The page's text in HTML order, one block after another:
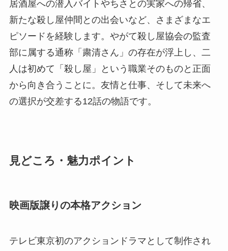
居酒屋への潜入バイトやちさとの実家への帰省、
新たな殺し屋仲間との出会いなど、さまざまなエ
ピソードを経験します。やがて殺し屋協会の監査
部に属する通称「粛清さん」の存在が浮上し、二
人は初めて「殺し屋」という職業そのものと正面
から向き合うことに。友情と仕事、そして未来へ
の選択が交差する12話の物語です。
見どころ・魅力ポイント
映画版譲りの本格アクション
テレビ東京初のアクションドラマとして制作され